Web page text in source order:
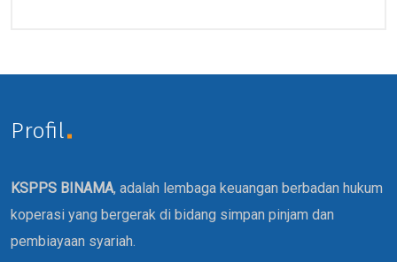
Profil
KSPPS BINAMA, adalah lembaga keuangan berbadan hukum
koperasi yang bergerak di bidang simpan pinjam dan
pembiayaan syariah.